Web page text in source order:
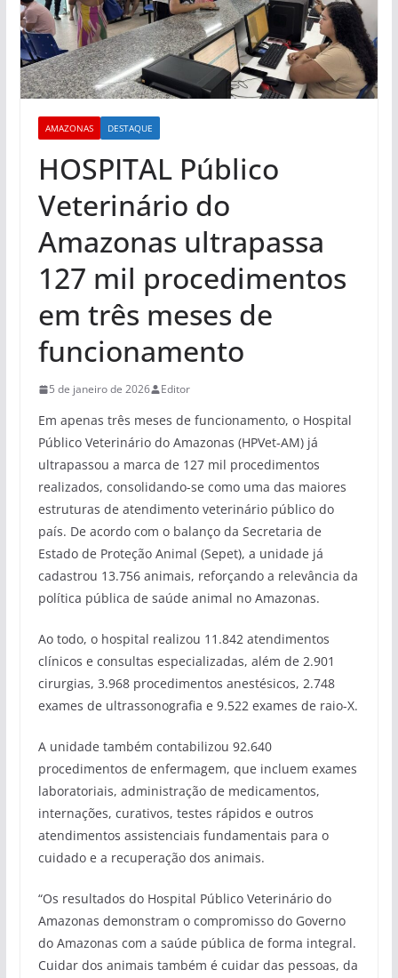
AMAZONAS DESTAQUE
HOSPITAL Público
Veterinário do
Amazonas ultrapassa
127 mil procedimentos
em três meses de
funcionamento
5 de janeiro de 2026 Editor
Em apenas três meses de funcionamento, o Hospital
Público Veterinário do Amazonas (HPVet-AM) já
ultrapassou a marca de 127 mil procedimentos
realizados, consolidando-se como uma das maiores
estruturas de atendimento veterinário público do
país. De acordo com o balanço da Secretaria de
Estado de Proteção Animal (Sepet), a unidade já
cadastrou 13.756 animais, reforçando a relevância da
política pública de saúde animal no Amazonas.
Ao todo, o hospital realizou 11.842 atendimentos
clínicos e consultas especializadas, além de 2.901
cirurgias, 3.968 procedimentos anestésicos, 2.748
exames de ultrassonografia e 9.522 exames de raio-X.
A unidade também contabilizou 92.640
procedimentos de enfermagem, que incluem exames
laboratoriais, administração de medicamentos,
internações, curativos, testes rápidos e outros
atendimentos assistenciais fundamentais para o
cuidado e a recuperação dos animais.
“Os resultados do Hospital Público Veterinário do
Amazonas demonstram o compromisso do Governo
do Amazonas com a saúde pública de forma integral.
Cuidar dos animais também é cuidar das pessoas, da